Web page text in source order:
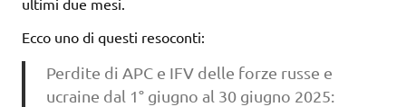
ultimi due mesi.
Ecco uno di questi resoconti:
Perdite di APC e IFV delle forze russe e
ucraine dal 1° giugno al 30 giugno 2025: